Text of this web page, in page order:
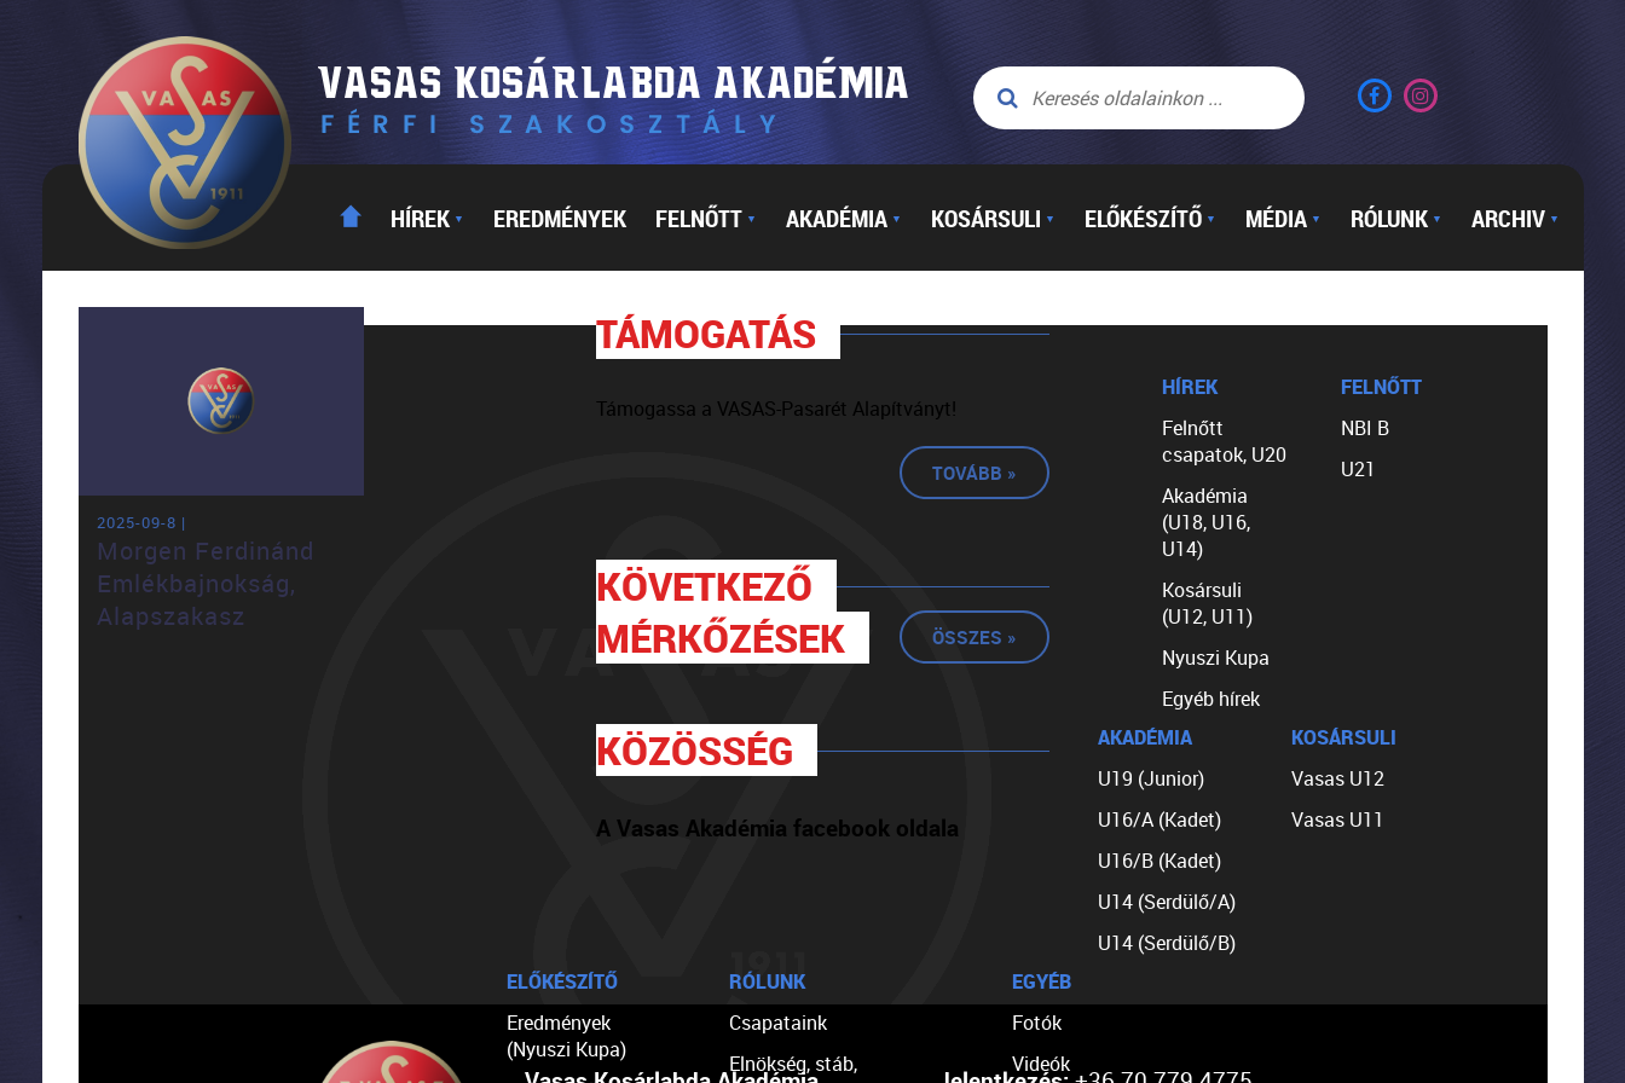
HÍREK ▼ EREDMÉNYEK FELNŐTT ▼ AKADÉMIA ▼ KOSÁRSULI ▼ ELŐKÉSZÍTŐ ▼ MÉDIA ▼ RÓLUNK ▼ ARCHIV ▼
2025-09-8 |
Morgen Ferdinánd
Emlékbajnokság,
Alapszakasz
TÁMOGATÁS
Támogassa a VASAS-Pasarét Alapítványt!
TOVÁBB »
KÖVETKEZŐ
MÉRKŐZÉSEK
ÖSSZES »
KÖZÖSSÉG
A Vasas Akadémia facebook oldala
HÍREK
Felnőtt
csapatok, U20
Akadémia
(U18, U16,
U14)
Kosársuli
(U12, U11)
Nyuszi Kupa
Egyéb hírek
FELNŐTT
NBI B
U21
AKADÉMIA
U19 (Junior)
U16/A (Kadet)
U16/B (Kadet)
U14 (Serdülő/A)
U14 (Serdülő/B)
KOSÁRSULI
Vasas U12
Vasas U11
ELŐKÉSZÍTŐ
Eredmények
(Nyuszi Kupa)
RÓLUNK
Csapataink
Elnökség, stáb,
EGYÉB
Fotók
Videók